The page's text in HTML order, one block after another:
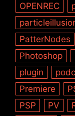
OPENREC
PatterNodes
Photoshop
plugin
Premiere
PSP
PV